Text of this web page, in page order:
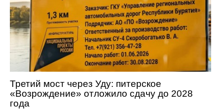
Третий мост через Уду: питерское
«Возрождение» отложило сдачу до 2028
года